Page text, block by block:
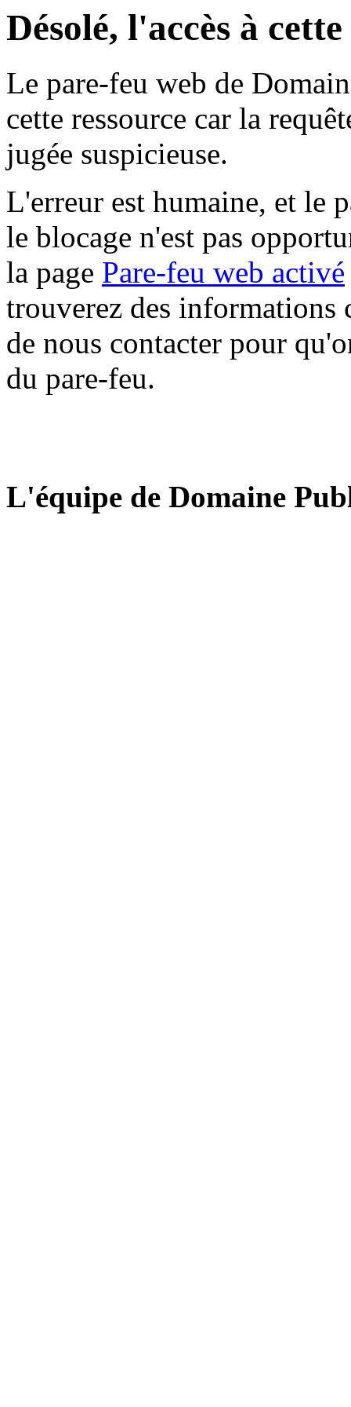
Désolé, l'accès à
Le pare-feu web de
cette ressource car la
jugée suspicieuse.
L'erreur est humaine, et le
le blocage n'est pas
la page Pare-feu web activé
trouverez des informations
de nous contacter pour
du pare-feu.
L'équipe de Domaine